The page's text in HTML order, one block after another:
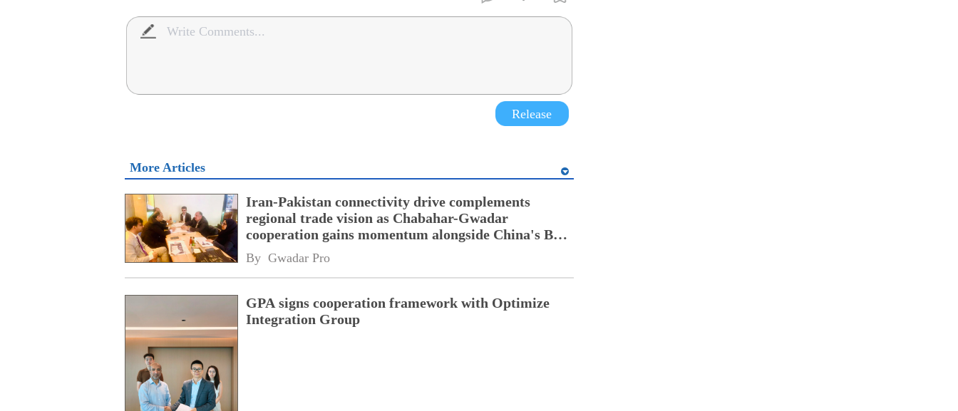
Release
More Articles
Iran-Pakistan connectivity drive complements
regional trade vision as Chabahar-Gwadar
cooperation gains momentum alongside China's BRI
network
By Gwadar Pro
GPA signs cooperation framework with Optimize
Integration Group